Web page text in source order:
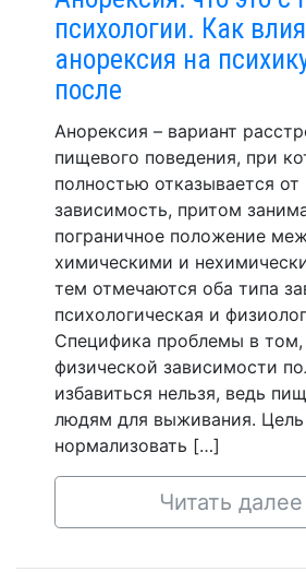
психологии. Как
анорексия на
после
Анорексия – вариант
пищевого поведения, при
полностью отказывается
зависимость, притом
пограничное положение
химическими и
тем отмечаются оба типа
психологическая и
Специфика проблемы в том,
физической зависимости
избавиться нельзя, ведь
людям для выживания. Цель
нормализовать […]
Читать далее